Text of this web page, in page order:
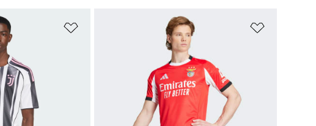
Přidat do seznamu přání